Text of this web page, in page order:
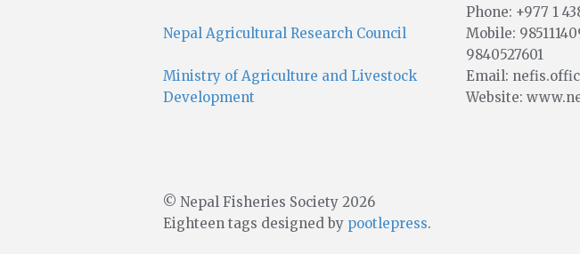
Nepal Agricultural Research Council
Ministry of Agriculture and Livestock
Development
Phone: +977 1
Mobile:
9840527601
Email:
Website:
© Nepal Fisheries Society 2026
Eighteen tags designed by pootlepress.